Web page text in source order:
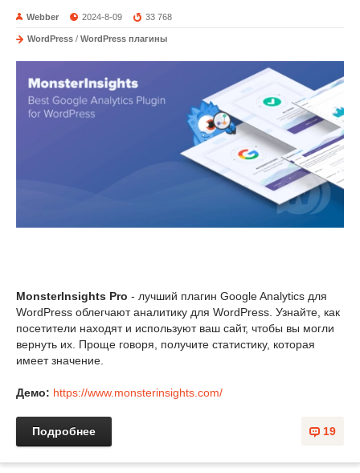
Webber 2024-8-09 33 768
WordPress / WordPress плагины
MonsterInsights Pro - лучший плагин Google Analytics для
WordPress облегчают аналитику для WordPress. Узнайте, как
посетители находят и используют ваш сайт, чтобы вы могли
вернуть их. Проще говоря, получите статистику, которая
имеет значение.
Демо: https://www.monsterinsights.com/
19
Подробнее